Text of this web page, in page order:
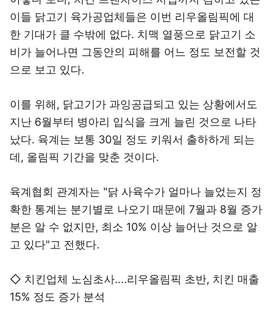
이들 닭고기 육가공업체들은 이번 리우올림픽에 대
한 기대가 클 수밖에 없다. 치맥 열풍으로 닭고기 소
비가 늘어나면 그동안의 피해를 어느 정도 보전할 것
으로 보고 있다.
이를 위해, 닭고기가 과잉공급되고 있는 상황에서도
지난 6월부터 병아리 입식을 크게 늘린 것으로 나타
났다. 육계는 보통 30일 정도 키워서 출하하게 되는
데, 올림픽 기간을 맞춘 것이다.
육계협회 관계자는 "닭 사육수가 얼마나 늘었는지 정
확한 통계는 분기별로 나오기 때문에 7월과 8월 증가
분은 알 수 없지만, 최소 10% 이상 늘어난 것으로 알
고 있다"고 전했다.
◇ 치킨업체 노심초사....리우올림픽 초반, 치킨 매출
15% 정도 증가 분석